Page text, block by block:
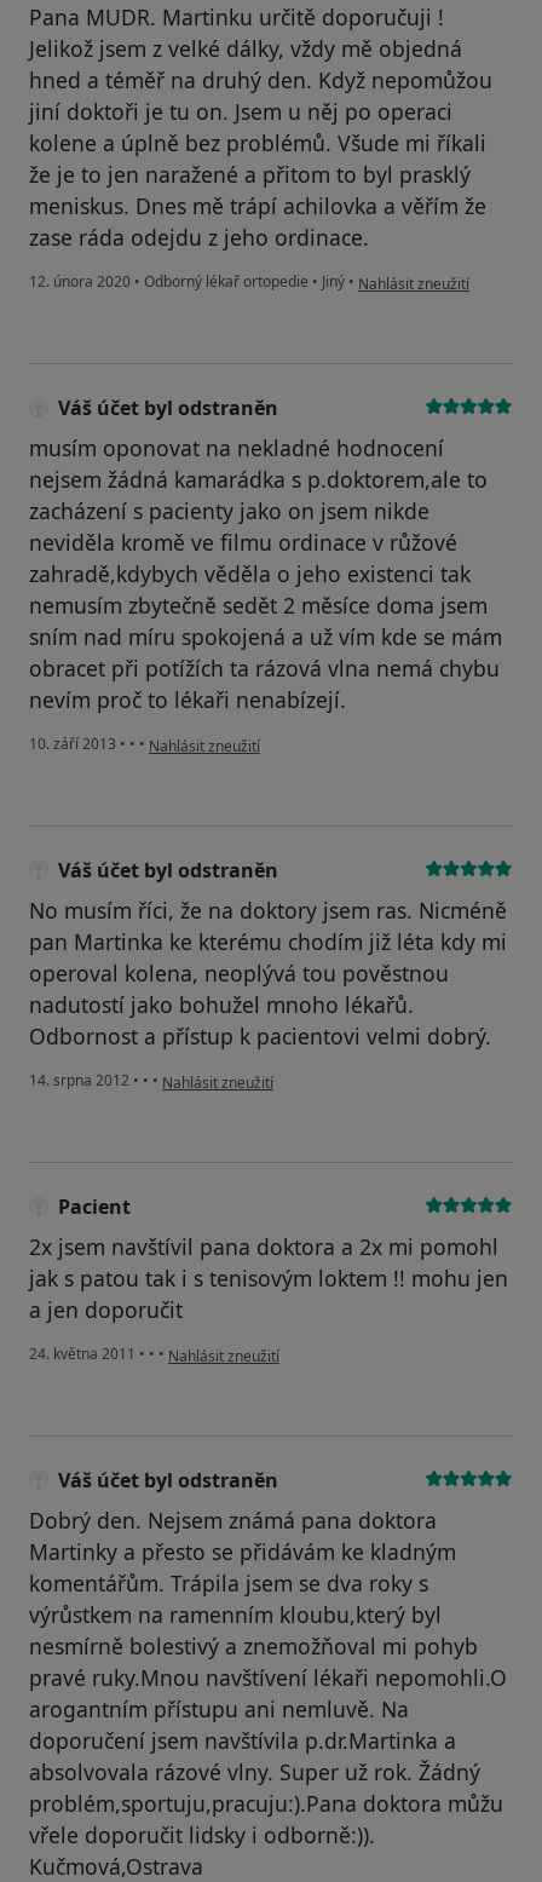
Pana MUDR. Martinku určitě doporučuji !
Jelikož jsem z velké dálky, vždy mě objedná
hned a téměř na druhý den. Když nepomůžou
jiní doktoři je tu on. Jsem u něj po operaci
kolene a úplně bez problémů. Všude mi říkali
že je to jen naražené a přitom to byl prasklý
meniskus. Dnes mě trápí achilovka a věřím že
zase ráda odejdu z jeho ordinace.
12. února 2020 • Odborný lékař ortopedie • Jiný • podle názoru uživatele
Nahlásit zneužití
Váš účet byl odstraněn
musím oponovat na nekladné hodnocení
nejsem žádná kamarádka s p.doktorem,ale to
zacházení s pacienty jako on jsem nikde
neviděla kromě ve filmu ordinace v růžové
zahradě,kdybych věděla o jeho existenci tak
nemusím zbytečně sedět 2 měsíce doma jsem
sním nad míru spokojená a už vím kde se mám
obracet při potížích ta rázová vlna nemá chybu
nevím proč to lékaři nenabízejí.
10. září 2013 • • • podle názoru uživatele Váš účet byl odstraněn
Nahlásit zneužití
Váš účet byl odstraněn
No musím říci, že na doktory jsem ras. Nicméně
pan Martinka ke kterému chodím již léta kdy mi
operoval kolena, neoplývá tou pověstnou
nadutostí jako bohužel mnoho lékařů.
Odbornost a přístup k pacientovi velmi dobrý.
14. srpna 2012 • • • podle názoru uživatele Váš účet byl odstraněn
Nahlásit zneužití
Pacient
2x jsem navštívil pana doktora a 2x mi pomohl
jak s patou tak i s tenisovým loktem !! mohu jen
a jen doporučit
24. května 2011 • • • podle názoru uživatele Pacient
Nahlásit zneužití
Váš účet byl odstraněn
Dobrý den. Nejsem známá pana doktora
Martinky a přesto se přidávám ke kladným
komentářům. Trápila jsem se dva roky s
výrůstkem na ramenním kloubu,který byl
nesmírně bolestivý a znemožňoval mi pohyb
pravé ruky.Mnou navštívení lékaři nepomohli.O
arogantním přístupu ani nemluvě. Na
doporučení jsem navštívila p.dr.Martinka a
absolvovala rázové vlny. Super už rok. Žádný
problém,sportuju,pracuju:).Pana doktora můžu
vřele doporučit lidsky i odborně:)).
Kučmová,Ostrava